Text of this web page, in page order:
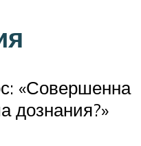
«Совершенна
дознания?»